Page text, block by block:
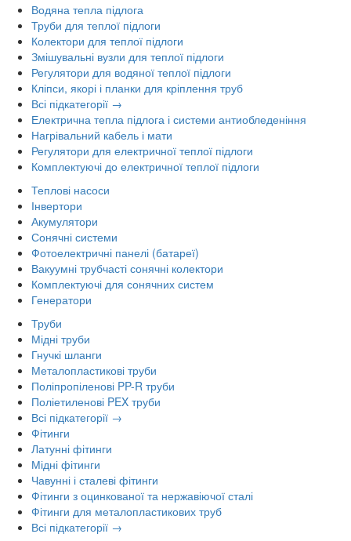
Водяна тепла підлога
Труби для теплої підлоги
Колектори для теплої підлоги
Змішувальні вузли для теплої підлоги
Регулятори для водяної теплої підлоги
Кліпси, якорі і планки для кріплення труб
Всі підкатегорії →
Електрична тепла підлога і системи антиобледеніння
Нагрівальний кабель і мати
Регулятори для електричної теплої підлоги
Комплектуючі до електричної теплої підлоги
Теплові насоси
Інвертори
Акумулятори
Сонячні системи
Фотоелектричні панелі (батареї)
Вакуумні трубчасті сонячні колектори
Комплектуючі для сонячних систем
Генератори
Труби
Мідні труби
Гнучкі шланги
Металопластикові труби
Поліпропіленові PP-R труби
Поліетиленові PEX труби
Всі підкатегорії →
Фітинги
Латунні фітинги
Мідні фітинги
Чавунні і сталеві фітинги
Фітинги з оцинкованої та нержавіючої сталі
Фітинги для металопластикових труб
Всі підкатегорії →